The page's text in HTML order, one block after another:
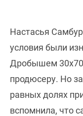
Настасья
условия были
Дробышем
продюсеру. Но
равных долях
вспомнила, что